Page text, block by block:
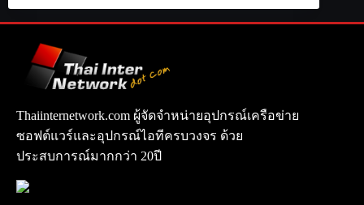
Thaiinternetwork.com ผู้จัดจำหน่ายอุปกรณ์เครือข่าย
ซอฟต์แวร์และอุปกรณ์ไอทีครบวงจร ด้วย
ประสบการณ์มากกว่า 20ปี